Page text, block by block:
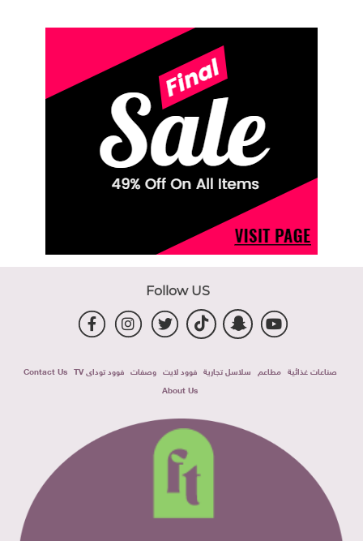
Follow US
صناعات غذائية مطاعم سلاسل تجارية فوود لايت وصفات فوود توداى TV
Contact Us
About Us